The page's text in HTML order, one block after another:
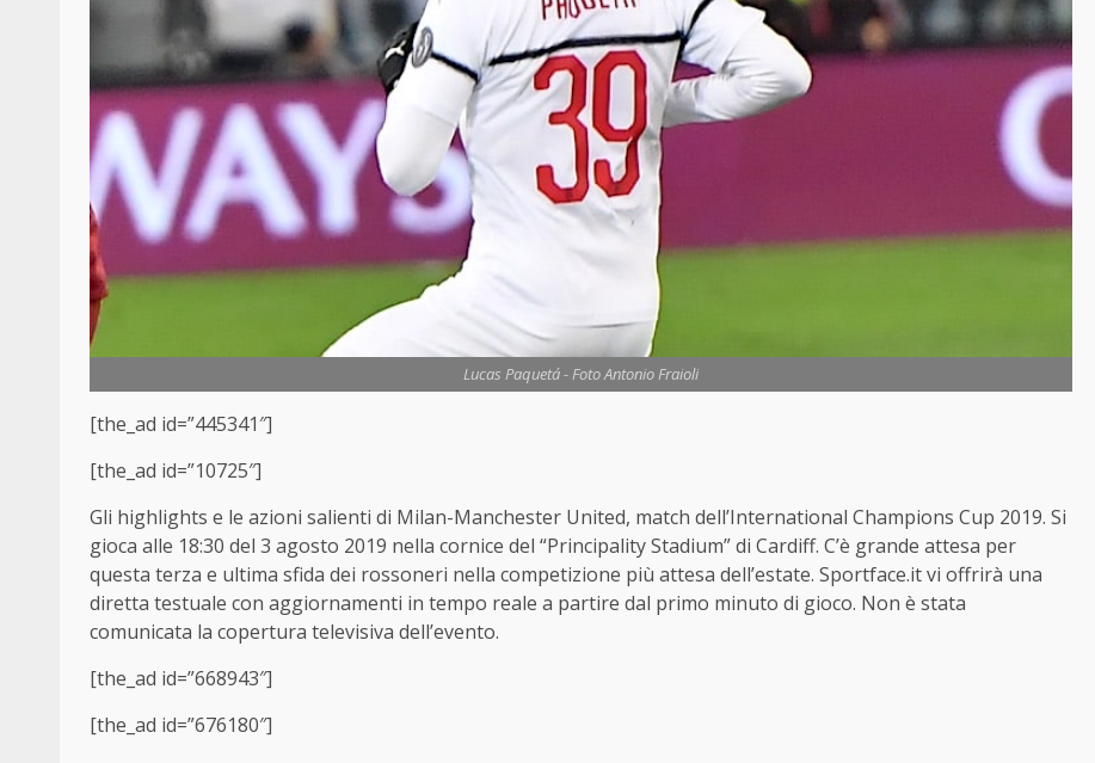
Lucas Paquetá - Foto Antonio Fraioli
[the_ad id=”445341″]
[the_ad id=”10725″]
Gli highlights e le azioni salienti di Milan-Manchester United, match dell’International Champions Cup 2019. Si
gioca alle 18:30 del 3 agosto 2019 nella cornice del “Principality Stadium” di Cardiff. C’è grande attesa per
questa terza e ultima sfida dei rossoneri nella competizione più attesa dell’estate. Sportface.it vi offrirà una
diretta testuale con aggiornamenti in tempo reale a partire dal primo minuto di gioco. Non è stata
comunicata la copertura televisiva dell’evento.
[the_ad id=”668943″]
[the_ad id=”676180″]